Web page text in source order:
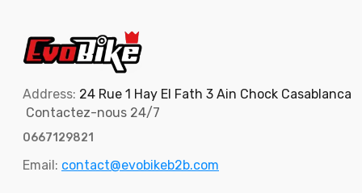
Address: 24 Rue 1 Hay El Fath 3 Ain Chock Casablanca
Contactez-nous 24/7
0667129821
Email: contact@evobikeb2b.com